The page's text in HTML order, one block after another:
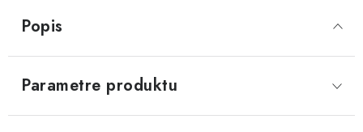
Popis
Parametre produktu